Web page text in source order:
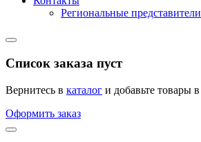
Региональные представители
Список заказа пуст
Вернитесь в каталог и добавьте товары в
Оформить заказ